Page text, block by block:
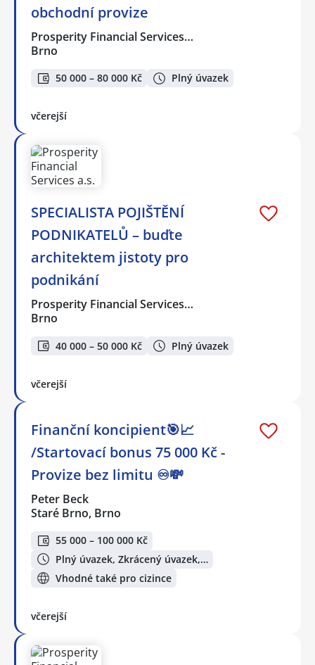
obchodní provize
Prosperity Financial Services…
Brno
50 000 – 80 000 Kč Plný úvazek
včerejší
SPECIALISTA POJIŠTĚNÍ
PODNIKATELŮ – buďte
architektem jistoty pro
podnikání
Prosperity Financial Services…
Brno
40 000 – 50 000 Kč Plný úvazek
včerejší
Finanční koncipient🎯📈
/Startovací bonus 75 000 Kč -
Provize bez limitu ♾️💸
Peter Beck
Staré Brno, Brno
55 000 – 100 000 Kč
Plný úvazek, Zkrácený úvazek,…
Vhodné také pro cizince
včerejší